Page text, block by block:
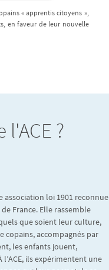
« apprentis citoyens »,
en faveur de leur nouvelle
?
association loi 1901 reconnue
France. Elle rassemble
que soient leur culture,
copains, accompagnés par
les enfants jouent,
ils expérimentent une